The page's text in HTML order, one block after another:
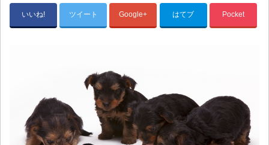
いいね! ツイート Google+ はてブ Pocket